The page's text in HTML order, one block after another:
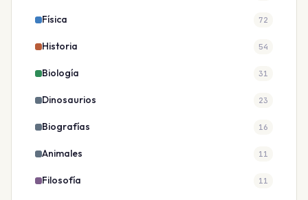
Física 72
Historia 54
Biología 31
Dinosaurios 23
Biografías 16
Animales 11
Filosofía 11